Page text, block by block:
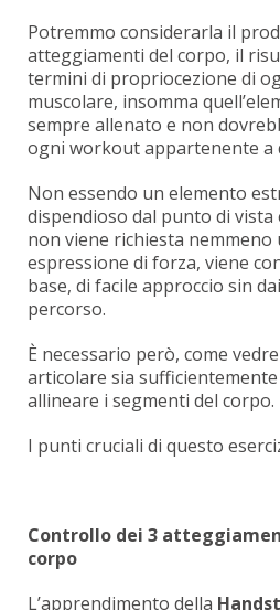
Potremmo considerarla il
atteggiamenti del corpo, il
termini di propriocezione di
muscolare, insomma
sempre allenato e non
ogni workout appartenente a
Non essendo un elemento
dispendioso dal punto di vista
non viene richiesta
espressione di forza, viene
base, di facile approccio sin
percorso.
È necessario però, come
articolare sia
allineare i segmenti del corpo.
I punti cruciali di questo
Controllo dei 3
corpo
L’apprendimento della